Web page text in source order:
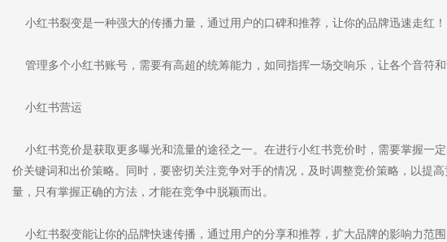
小红书裂变是一种强大的传播力量，通过用户的口碑和推荐，让你的品牌迅速走红！
管理多个小红书账号，需要有高超的统筹能力，如同指挥一场交响乐，让各个音符和
小红书营运
小红书竞价是获取更多曝光和流量的途径之一。在进行小红书竞价时，需要掌握一
价关键词和出价策略。同时，要密切关注竞争对手的情况，及时调整竞价策略，以提
量，只有掌握正确的方法，才能在竞争中脱颖而出。
小红书裂变能让你的品牌快速传播，通过用户的分享和推荐，扩大品牌的影响力范围